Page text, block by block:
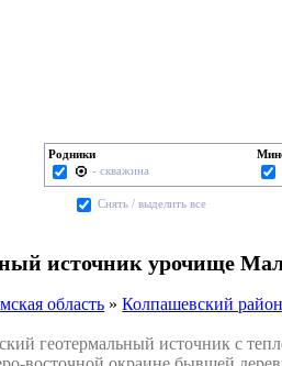
Родники
- скважина
Cнять / выделить все
источник урочище
область »Колпашевский район
геотермальный источник с